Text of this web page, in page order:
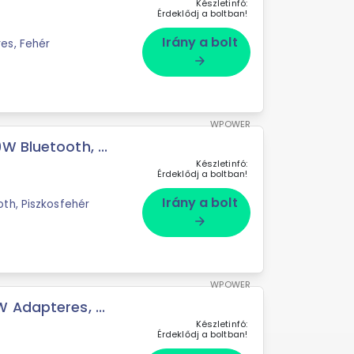
Fehér
Készletinfó:
Érdeklődj a boltban!
Irány a bolt
arrow_forward
Bluetooth, ...
Piszkosfehér
WPOWER
Készletinfó:
Érdeklődj a boltban!
Irány a bolt
arrow_forward
Adapteres, ...
WPOWER
Készletinfó:
Érdeklődj a boltban!